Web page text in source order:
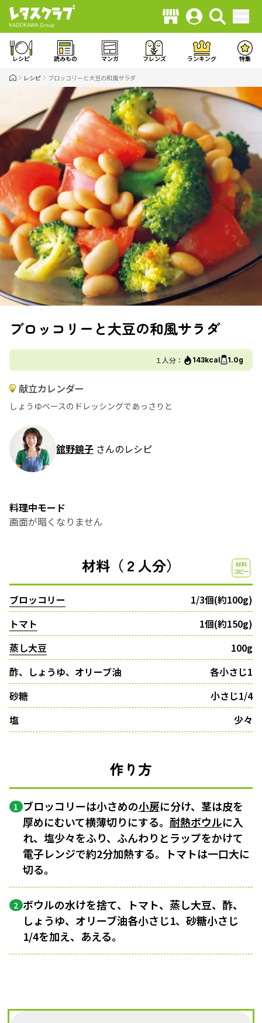
レシピ 読みもの マンガ フレンズ ランキング 特集
レシピ ブロッコリーと大豆の和風サラダ
ブロッコリーと大豆の和風サラダ
１人分： 143kcal 1.0g
献立カレンダー
しょうゆベースのドレッシングであっさりと
舘野鏡子 さんのレシピ
料理中モード
画面が暗くなりません
材料（２人分）
ブロッコリー
1/3個(約100g)
トマト
1個(約150g)
蒸し大豆
100g
酢、しょうゆ、オリーブ油
各小さじ1
砂糖
小さじ1/4
塩
少々
作り方
1 ブロッコリーは小さめの小房に分け、茎は皮を
厚めにむいて横薄切りにする。 耐熱ボウルに入
れ、塩少々をふり、ふんわりとラップをかけて
電子レンジで約2分加熱する。トマトは一口大に
切る。
2 ボウルの水けを捨て、トマト、蒸し大豆、酢、
しょうゆ、オリーブ油各小さじ1、砂糖小さじ
1/4を加え、あえる。